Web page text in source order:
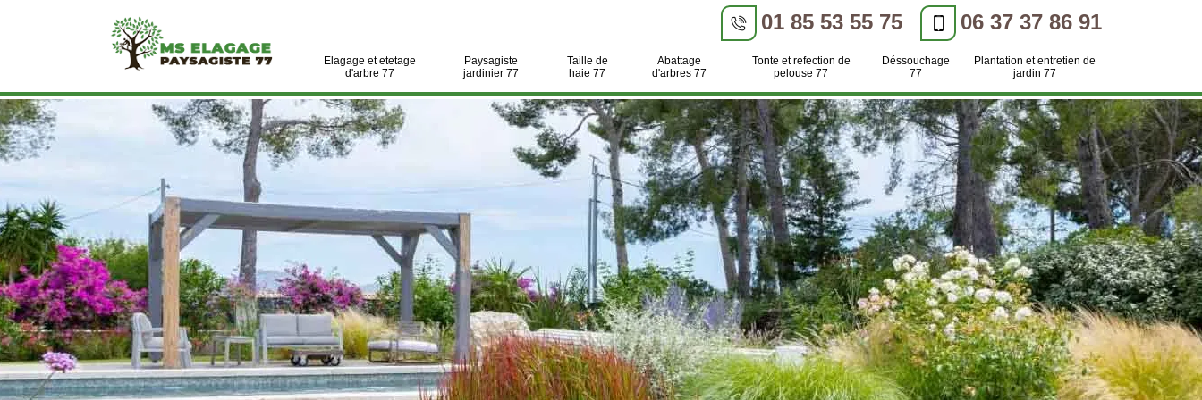
01 85 53 55 75 06 37 37 86 91
Elagage et etetage
d'arbre 77
Paysagiste
jardinier 77
Taille de
haie 77
Abattage
d'arbres 77
Tonte et refection de
pelouse 77
Déssouchage
77
Plantation et entretien de
jardin 77